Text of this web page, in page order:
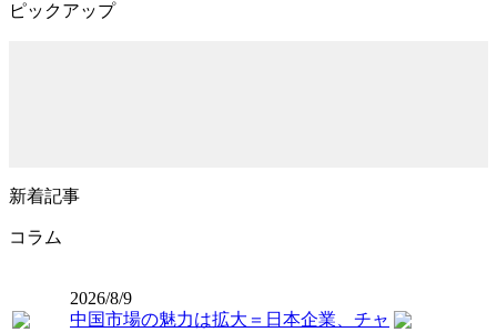
ピックアップ
新着記事
コラム
2026/8/9
中国市場の魅力は拡大＝日本企業、チャ